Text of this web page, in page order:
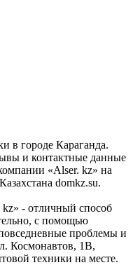
в городе Караганда.
и контактные данные
«Alser. kz» на
domkz.su.
kz» - отличный способ
с помощью
проблемы и
Космонавтов, 1В,
техники на месте.